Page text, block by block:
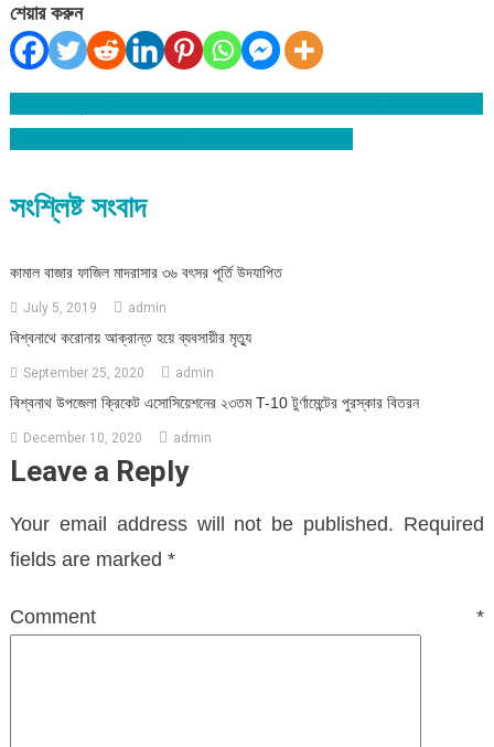
শেয়ার করুন
Post
সংশ্লিষ্ট সংবাদ
কামাল বাজার ফাজিল মাদরাসার ৩৬ বৎসর পূর্তি উদযাপিত
July 5, 2019 admin
বিশ্বনাথে করোনায় আক্রান্ত হয়ে ব্যবসায়ীর মৃত্যু
September 25, 2020 admin
বিশ্বনাথ উপজেলা ক্রিকেট এসোসিয়েশনের ২৩তম T-10 টুর্ণামেন্টের পুরস্কার বিতরন
December 10, 2020 admin
Leave a Reply
Your email address will not be published. Required
fields are marked *
Comment*